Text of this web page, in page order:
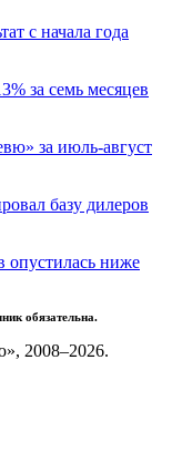
с начала года
за семь месяцев
за июль-август
базу дилеров
опустилась ниже
обязательна.
2008–2026.